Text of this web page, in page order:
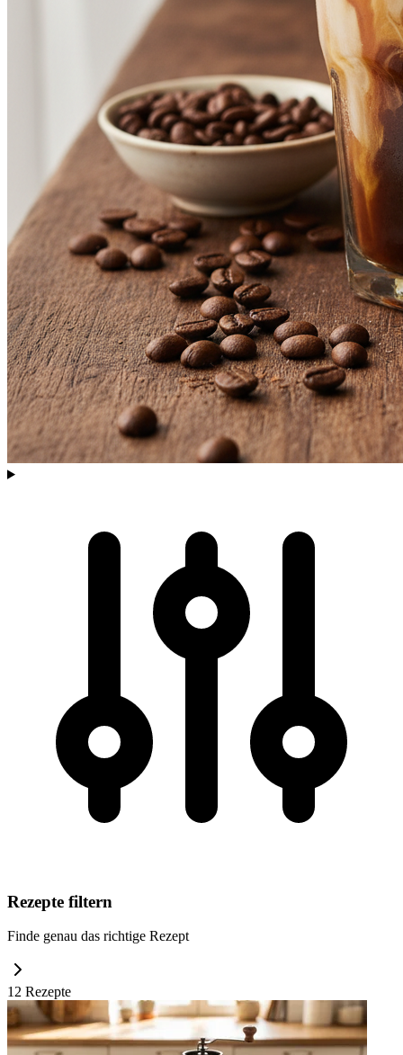
Rezepte filtern
Finde genau das richtige Rezept
12 Rezepte